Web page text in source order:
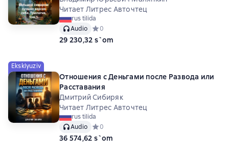
Читает Литрес Авточтец
rus tilida
Audio
Средний рейтинг 0 на основе 0 оценок
0
29 230,32 s`om
Eksklyuziv
Отношения с Деньгами после Развода или
Расставания
Дмитрий Сибиряк
Читает Литрес Авточтец
rus tilida
Audio
Средний рейтинг 0 на основе 0 оценок
0
36 574,62 s`om